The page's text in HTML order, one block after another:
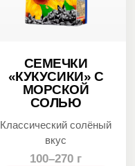
СЕМЕЧКИ
«КУКУСИКИ» С
МОРСКОЙ
СОЛЬЮ
Классический солёный
вкус
100–270 г